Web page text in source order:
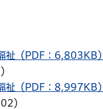
祉（PDF：6,803KB）
祉（PDF：8,997KB）
）